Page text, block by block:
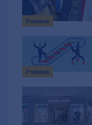
Premium
Premium